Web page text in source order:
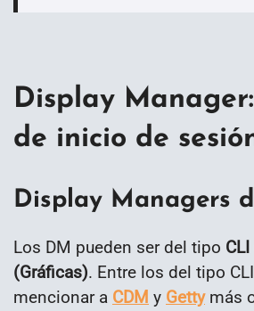
Display
de inicio de
Display Managers
Los DM pueden ser del tipo
(Gráficas). Entre los del tipo
mencionar a CDM y Gettymás